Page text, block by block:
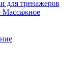
для тренажеров
Массажное